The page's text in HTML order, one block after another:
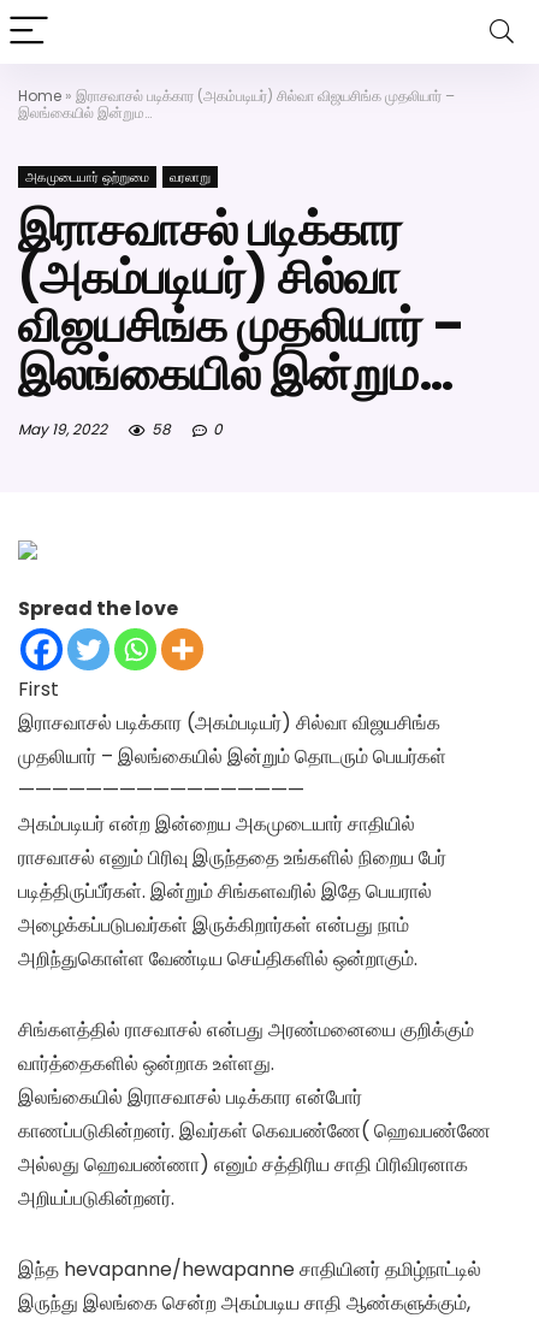
Home » இராசவாசல் படிக்கார (அகம்படியர்) சில்வா விஜயசிங்க முதலியார் –
இலங்கையில் இன்றும…
அகமுடையார் ஒற்றுமை வரலாறு
இராசவாசல் படிக்கார
(அகம்படியர்) சில்வா
விஜயசிங்க முதலியார் –
இலங்கையில் இன்றும…
May 19, 2022 58 0
Spread the love
First
இராசவாசல் படிக்கார (அகம்படியர்) சில்வா விஜயசிங்க
முதலியார் – இலங்கையில் இன்றும் தொடரும் பெயர்கள்
—————————————————
அகம்படியர் என்ற இன்றைய அகமுடையார் சாதியில்
ராசவாசல் எனும் பிரிவு இருந்ததை உங்களில் நிறைய பேர்
படித்திருப்பீர்கள். இன்றும் சிங்களவரில் இதே பெயரால்
அழைக்கப்படுபவர்கள் இருக்கிறார்கள் என்பது நாம்
அறிந்துகொள்ள வேண்டிய செய்திகளில் ஒன்றாகும்.
சிங்களத்தில் ராசவாசல் என்பது அரண்மனையை குறிக்கும்
வார்த்தைகளில் ஒன்றாக உள்ளது.
இலங்கையில் இராசவாசல் படிக்கார என்போர்
காணப்படுகின்றனர். இவர்கள் கெவபண்ணே( ஹெவபண்ணே
அல்லது ஹெவபண்ணா) எனும் சத்திரிய சாதி பிரிவிரனாக
அறியப்படுகின்றனர்.
இந்த hevapanne/hewapanne சாதியினர் தமிழ்நாட்டில்
இருந்து இலங்கை சென்ற அகம்படிய சாதி ஆண்களுக்கும்,
அகமுடையார் திருமண வரன்களுக்கு அகமுடையார்மேட்ரி-
வீட்டாருக்கு 100% இலவச திருமண சேவை! வாட்ஸப் எண்: